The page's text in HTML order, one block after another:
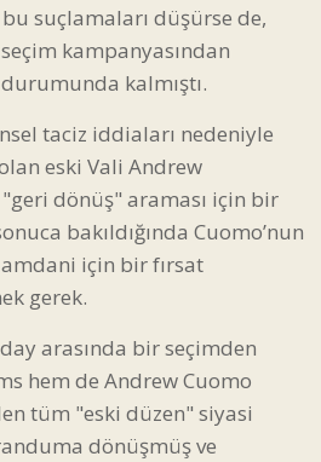
suçlamaları düşürse de,
kampanyasından
kalmıştı.
taciz iddiaları nedeniyle
eski Vali Andrew
dönüş" araması için bir
bakıldığında Cuomo’nun
için bir fırsat
gerek.
arasında bir seçimden
hem de Andrew Cuomo
tüm "eski düzen" siyasi
dönüşmüş ve